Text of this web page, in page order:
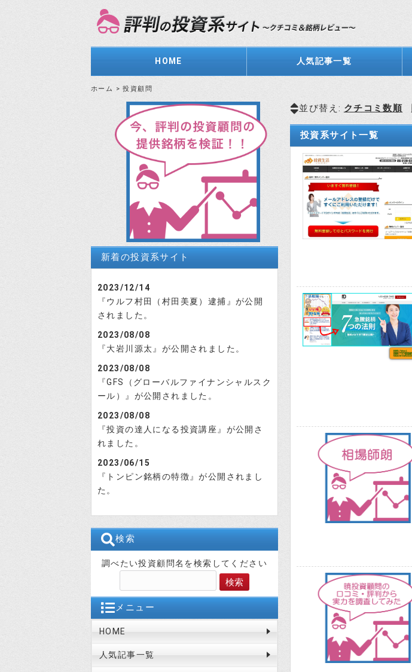
HOME 人気記事一覧
ホーム >投資顧問
並び替え: クチコミ数順
投資系サイト一覧
新着の投資系サイト
2023/12/14
『ウルフ村田（村田美夏）逮捕』が公開
されました。
2023/08/08
『大岩川源太』が公開されました。
2023/08/08
『GFS（グローバルファイナンシャルスク
ール）』が公開されました。
2023/08/08
『投資の達人になる投資講座』が公開さ
れました。
2023/06/15
『トンピン銘柄の特徴』が公開されまし
た。
検索
調べたい投資顧問名を検索してください
メニュー
HOME
人気記事一覧